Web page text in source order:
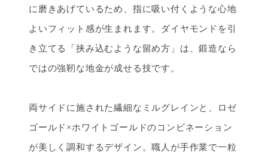
に磨きあげているため、指に吸い付くような心地
よいフィット感が生まれます。ダイヤモンドを引
き立てる「挟み込むような留め方」は、鍛造なら
ではの強靭な地金が成せる技です。
両サイドに施された繊細なミルグレインと、ロゼ
ゴールド×ホワイトゴールドのコンビネーション
が美しく調和するデザイン。職人が手作業で一粒